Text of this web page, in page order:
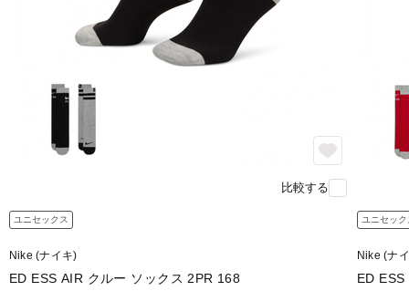
比較する
ユニセックス
Nike (ナイキ)
ED ESS AIR クルー ソックス 2PR 168
ユニセック
Nike (ナ
ED